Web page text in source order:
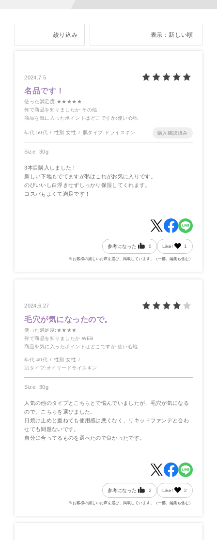
絞り込み 表示：新しい順
2024.7.5
名品です！
使った満足度:★★★★★
何で商品を知りましたか:その他
商品を気に入ったポイントはどこですか:使い心地
年代:50代 性別:女性 肌タイプ: ドライスキン
Size: 30g
3本目購入しました！
新しい下地もでてますが私はこれがお気に入りです。
のびいいし白浮きせずしっかり保湿してくれます。
コスパもよくて満足です！
参考になった 0 Like! 1
※お客様の嬉しいお声を選び、掲載しています。（一部、編集も含む）
2024.6.27
毛穴が気になったので。
使った満足度:★★★★
何で商品を知りましたか:WEB
商品を気に入ったポイントはどこですか:使い心地
年代:40代 性別:女性
肌タイプ: オイリードライスキン
Size: 30g
人気の他のタイプとこちらとで悩んでいましたが、毛穴が気になる
ので、こちらを選びました。
日焼け止めと重ねても使用感は悪くなく、リキッドファンデと合わ
せても問題ないです。
自分に合ってるものを選べたので良かったです。
参考になった 2 Like! 2
※お客様の嬉しいお声を選び、掲載しています。（一部、編集も含む）